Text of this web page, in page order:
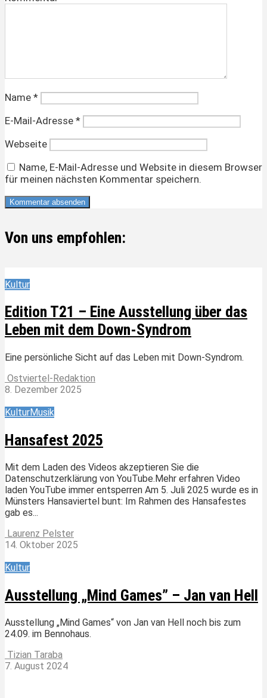
Name *
E-Mail-Adresse *
Webseite
Name, E-Mail-Adresse und Website in diesem Browser
für meinen nächsten Kommentar speichern.
Von uns empfohlen:
Kultur
Edition T21 – Eine Ausstellung über das
Leben mit dem Down-Syndrom
Eine persönliche Sicht auf das Leben mit Down-Syndrom.
Ostviertel-Redaktion
8. Dezember 2025
KulturMusik
Hansafest 2025
Mit dem Laden des Videos akzeptieren Sie die
Datenschutzerklärung von YouTube.Mehr erfahren Video
laden YouTube immer entsperren Am 5. Juli 2025 wurde es in
Münsters Hansaviertel bunt: Im Rahmen des Hansafestes
gab es...
Laurenz Pelster
14. Oktober 2025
Kultur
Ausstellung „Mind Games” – Jan van Hell
Ausstellung „Mind Games“ von Jan van Hell noch bis zum
24.09. im Bennohaus.
Tizian Taraba
7. August 2024